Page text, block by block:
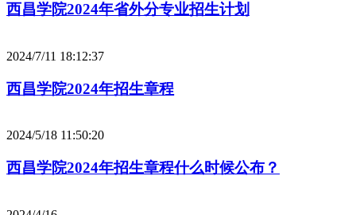
西昌学院2024年省外分专业招生计划
2024/7/11 18:12:37
西昌学院2024年招生章程
2024/5/18 11:50:20
西昌学院2024年招生章程什么时候公布？